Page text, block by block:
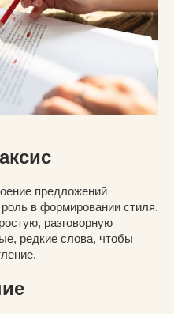
предложений
в формировании стиля.
разговорную
редкие слова, чтобы